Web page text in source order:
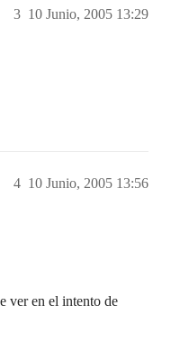
10 Junio, 2005 13:29
3
10 Junio, 2005 13:56
4
ver en el intento de